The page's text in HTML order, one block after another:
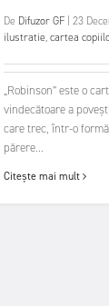
De Difuzor GF 23
ilustratie,cartea
„Robinson” este o
vindecătoare a
care trec, într-o
părere...
Citește mai mult